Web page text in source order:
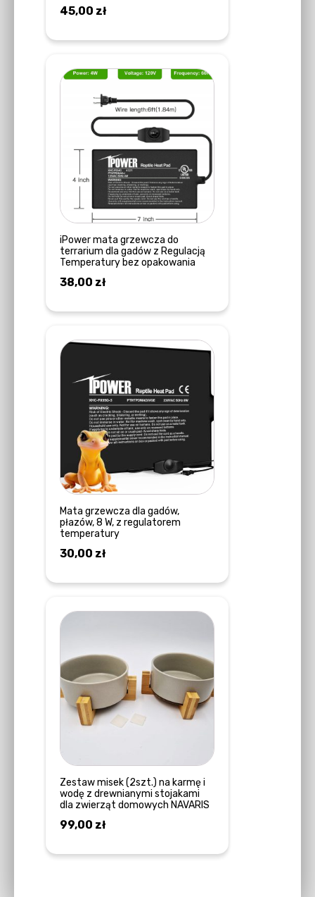
45,00 zł
iPower mata grzewcza do
terrarium dla gadów z Regulacją
Temperatury bez opakowania
38,00 zł
Mata grzewcza dla gadów,
płazów, 8 W, z regulatorem
temperatury
30,00 zł
Zestaw misek (2szt.) na karmę i
wodę z drewnianymi stojakami
dla zwierząt domowych NAVARIS
99,00 zł